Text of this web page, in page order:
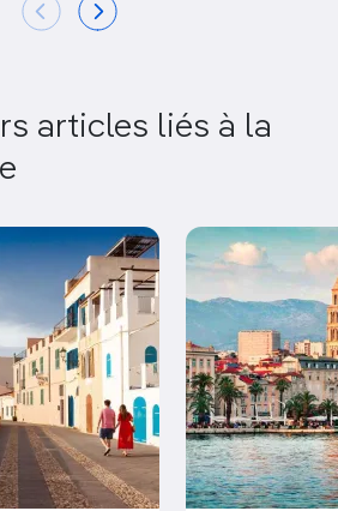
articles liés à la